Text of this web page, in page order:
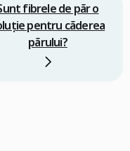
fibrele de păr o
pentru căderea
părului?